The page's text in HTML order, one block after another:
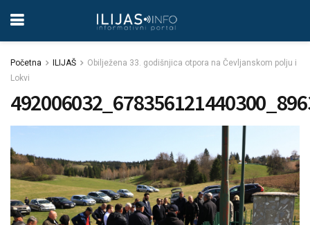
Početna ILIJAŠ
Obilježena 33. godišnjica otpora na Čevljanskom polju i
Lokvi